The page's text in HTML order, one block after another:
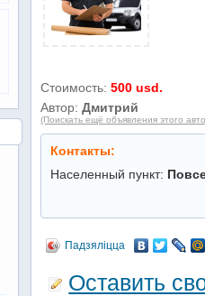
Стоимость:500 usd.
Автор:Дмитрий
(Поискать ещё объявления этого
Контакты:
Населенный пункт:
Падзяліцца
Оставить